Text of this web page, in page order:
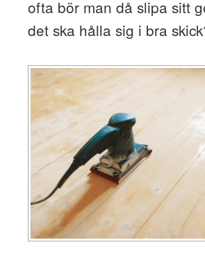
ofta bör man då slipa sitt
det ska hålla sig i bra